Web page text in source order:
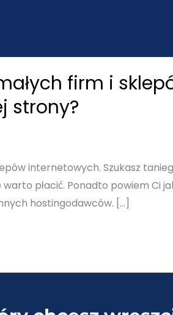
firm i
strony?
internetowych. Szukasz
płacić. Ponadto powiem Ci
hostingodawców. […]